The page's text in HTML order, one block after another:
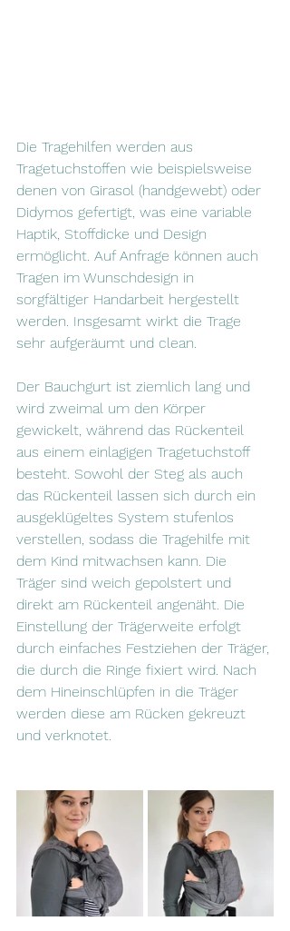
Die Tragehilfen werden aus
Tragetuchstoffen wie beispielsweise
denen von Girasol (handgewebt) oder
Didymos gefertigt, was eine variable
Haptik, Stoffdicke und Design
ermöglicht. Auf Anfrage können auch
Tragen im Wunschdesign in
sorgfältiger Handarbeit hergestellt
werden. Insgesamt wirkt die Trage
sehr aufgeräumt und clean.
Der Bauchgurt ist ziemlich lang und
wird zweimal um den Körper
gewickelt, während das Rückenteil
aus einem einlagigen Tragetuchstoff
besteht. Sowohl der Steg als auch
das Rückenteil lassen sich durch ein
ausgeklügeltes System stufenlos
verstellen, sodass die Tragehilfe mit
dem Kind mitwachsen kann. Die
Träger sind weich gepolstert und
direkt am Rückenteil angenäht. Die
Einstellung der Trägerweite erfolgt
durch einfaches Festziehen der Träger,
die durch die Ringe fixiert wird. Nach
dem Hineinschlüpfen in die Träger
werden diese am Rücken gekreuzt
und verknotet.